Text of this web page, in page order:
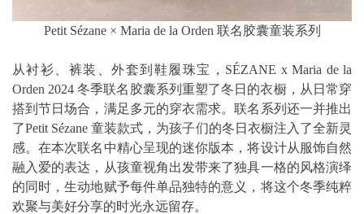
Petit Sézane × Maria de la Orden 联名胶囊童装系列
从衬衫、裤装、外套到鞋履珠宝，SÉZANE x Maria de la
Orden 2024 冬季联名胶囊系列重塑了冬日的衣橱，从日常穿
搭到节日场合，满足多元的穿衣需求。联名系列还一并推出
了Petit Sézane 童装款式，为孩子们的冬日衣橱注入了全新灵
感。在本次联名中精心呈现的迷你版本，将设计从服饰自然
融入爱的表达，从孩童视角出发带来了独具一格的风格演绎
的同时，生动地赋予每件单品独特的意义，将这个冬季纯粹
欢聚与美好分享的时光永远留存。